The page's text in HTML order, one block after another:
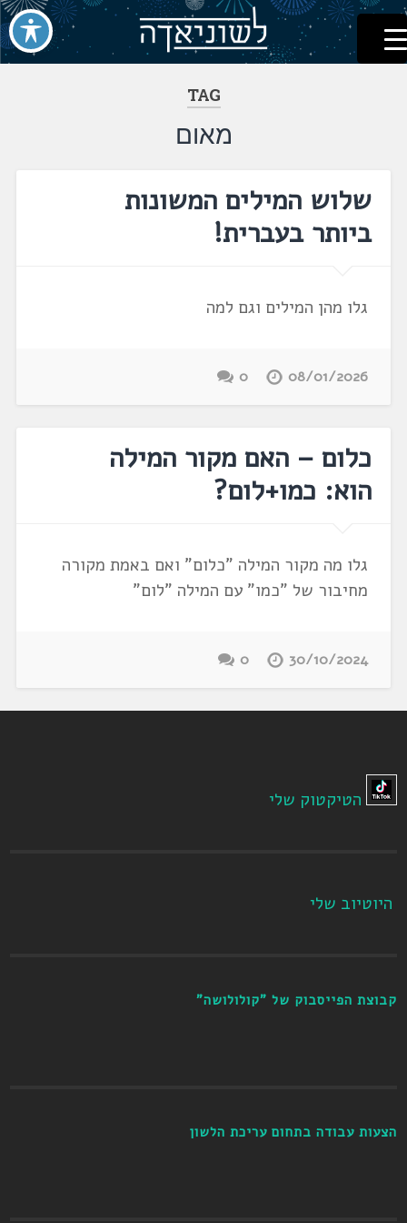
דלג
לתוכן
לשוניאדה
עברית. לשון. שפה
TAG
מאום
שלוש המילים המשונות
ביותר בעברית!
גלו מהן המילים וגם למה
08/01/2026
0
כלום – האם מקור המילה
הוא: כמו+לום?
גלו מה מקור המילה "כלום" ואם באמת מקורה
מחיבור של "כמו" עם המילה "לום"
30/10/2024
0
הטיקטוק שלי
היוטיוב שלי
קבוצת הפייסבוק של "קולולושה"
הצעות עבודה בתחום עריכת הלשון